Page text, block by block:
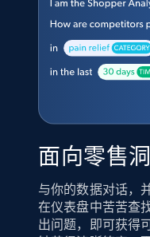
面向零售
与你的数据对话，
在仪表盘中苦苦查
出问题，即可获得